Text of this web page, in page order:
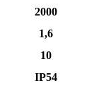
2000
1,6
10
IP54